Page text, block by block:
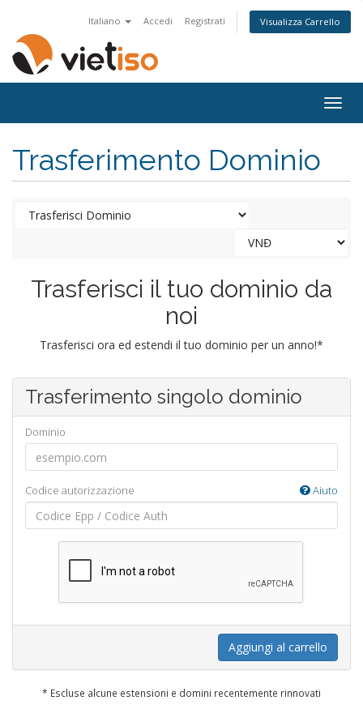
Italiano Accedi Registrati Visualizza Carrello
Trasferimento Dominio
Trasferisci il tuo dominio da
noi
Trasferisci ora ed estendi il tuo dominio per un anno!*
Trasferimento singolo dominio
Dominio
Codice autorizzazione Aiuto
Aggiungi al carrello
* Escluse alcune estensioni e domini recentemente rinnovati